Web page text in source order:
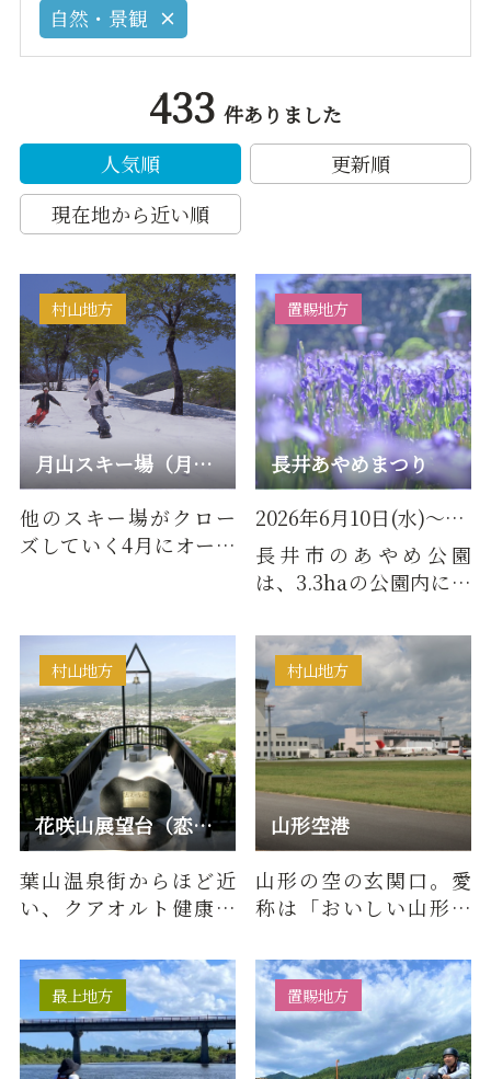
自然・景観
433 件ありました
人気順
更新順
現在地から近い順
月山スキー場（月山春夏スキー）
村山地方
他のスキー場がクロー
ズしていく4月にオープ
長井あやめまつり
置賜地方
2026年6月10日(水)～2026年7月5日(日)
長井市のあやめ公園
は、3.3haの公園内に数
誇る日本有数のあやめ
公園です…
花咲山展望台（恋人の聖地）
村山地方
葉山温泉街からほど近
い、クアオルト健康ウ
もなっている葉山コー
スの中腹…
山形空港
村山地方
山形の空の玄関口。愛
称は「おいしい山形空
祭り、温泉などすべて
がおい…
最上地方 置賜地方